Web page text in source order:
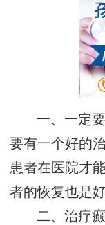
一、一定
要有一个好的
患者在医院才
者的恢复也是好
二、治疗